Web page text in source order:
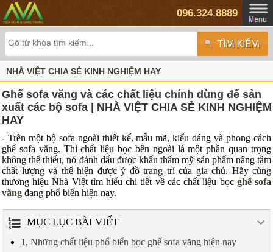
096.324.8889
NHÀ VIỆT CHIA SẺ KINH NGHIỆM HAY
Ghế sofa văng và các chất liệu chính dùng để sản
xuất các bộ sofa | NHÀ VIỆT CHIA SẺ KINH NGHIỆM
HAY
- Trên một bộ sofa ngoài thiết kế, mẫu mã, kiểu dáng và phong cách
ghế sofa văng. Thì chất liệu bọc bên ngoài là một phần quan trọng
không thể thiếu, nó đánh dấu được khẩu thẩm mỹ sản phẩm nâng tầm
chất lượng và thể hiện được ý đồ trang trí của gia chủ. Hãy cùng
thương hiệu Nhà Việt tìm hiểu chi tiết về các chất liệu bọc ghế sofa
văng đang phổ biến hiện nay.
MỤC LỤC BÀI VIẾT
1, Những chất liệu phổ biến bọc ghế sofa văng hiện nay